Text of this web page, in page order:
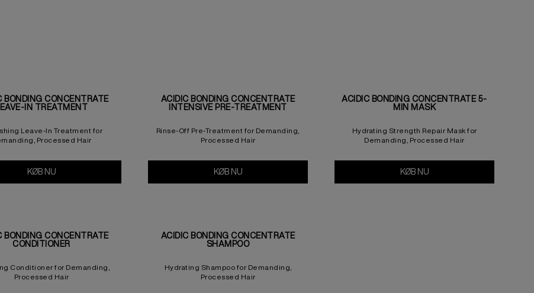
Balm
BONDING CONCENTRATE
IN TREATMENT
Leave-In Treatment for
Processed Hair
KØB NU Acidic Bonding Concentrate Leave-In Treatment
ACIDIC BONDING CONCENTRATE
INTENSIVE PRE-TREATMENT
Rinse-Off Pre-Treatment for Demanding,
Processed Hair
KØB NU Acidic Bonding Concentrate Intensive Pre-Treatment
ACIDIC BONDING CONCENTRATE 5-
MIN MASK
Hydrating Strength Repair Mask for
Demanding, Processed Hair
KØB NU
BONDING CONCENTRATE
CONDITIONER
Conditioner for Demanding,
Processed Hair
ACIDIC BONDING CONCENTRATE
SHAMPOO
Hydrating Shampoo for Demanding,
Processed Hair